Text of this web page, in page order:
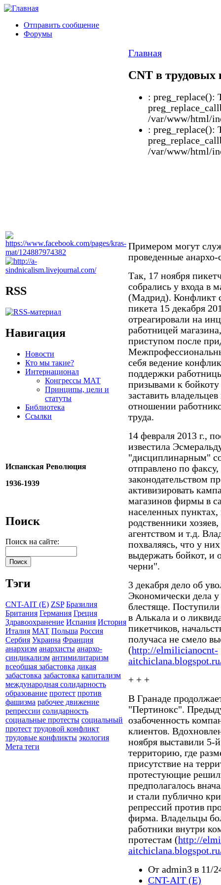
Отправить сообщение
Форумы
RSS
Навигация
Новости
Кто мы такие?
Интернационал
Конгрессы МАТ
Принципы, цели и
статуты
Библиотека
Ссылки
Испанская Революция
1936-1939
Поиск
Поиск на сайте:
Тэги
CNT-AIT (E) ZSP Бразилия
Британия Германия Греция
Здравоохранение Испания История
Италия МАТ Польша Россия
Сербия Украина Франция
анархизм анархисты анархо-
синдикализм антимилитаризм
всеобщая забастовка дикая
забастовка забастовка капитализм
международная солидарность
образование протест против
фашизма рабочее движение
репрессии солидарность
социальные протесты социальный
протест трудовой конфликт
трудовые конфликты экология
Мета теги
Главная
CNT в трудовых
: preg_replace():
/var/www/html/
: preg_replace():
/var/www/html/
Примером могут
проведенные
Так, 17 ноября
собрались у входа в
(Мадрид). Конфликт
пикета 15 декабря
отреагировали на
работницей
приступом после
себя ведение
поддержки
призывами к
заставить
отношении
труда.
14 февраля 2013 г.,
известила
"дисциплинарным"
отправлено по
законодательством
активизировать
магазинов фирмы в
населенных пунктах,
родственники
агентством и т.д.
похваляясь, что у
выдержать бойкот, и
черни".
3 декабря дело об
Экономически дела
блестяще.
в Алькала и о
пикетчиков,
получаса не смело
(http://elmilicianocnt-
+ + +
В Гранаде
"Пертинокс".
озабоченность
клиентов.
ноября выставили 5-
территорию, где
присутствие на
протестующие
предполагалось
и стали публично
репрессий против
фирма. Владельцы
работники внутри
протестам (http://
От admin3 в 11/
CNT-AIT (E)